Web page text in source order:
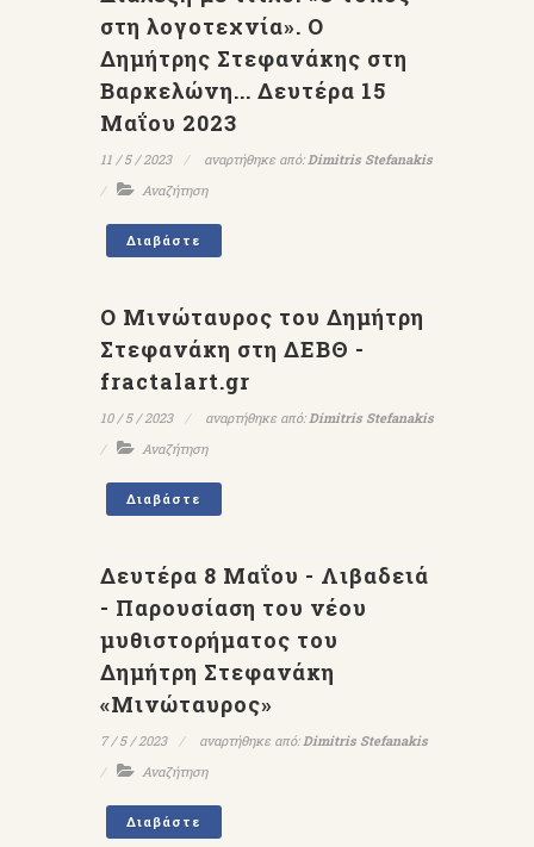
στη λογοτεχνία». Ο
Δημήτρης Στεφανάκης στη
Βαρκελώνη... Δευτέρα 15
Μαΐου 2023
11 / 5 / 2023 αναρτήθηκε από:Dimitris Stefanakis
Αναζήτηση
Διαβάστε
Ο Μινώταυρος του Δημήτρη
Στεφανάκη στη ΔΕΒΘ -
fractalart.gr
10 / 5 / 2023 αναρτήθηκε από:Dimitris Stefanakis
Αναζήτηση
Διαβάστε
Δευτέρα 8 Μαΐου - Λιβαδειά
- Παρουσίαση του νέου
μυθιστορήματος του
Δημήτρη Στεφανάκη
«Μινώταυρος»
7 / 5 / 2023 αναρτήθηκε από:Dimitris Stefanakis
Αναζήτηση
Διαβάστε